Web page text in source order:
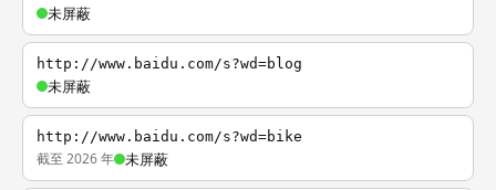
未屏蔽
http://www.baidu.com/s?wd=blog
未屏蔽
http://www.baidu.com/s?wd=bike
截至 2026 年 未屏蔽